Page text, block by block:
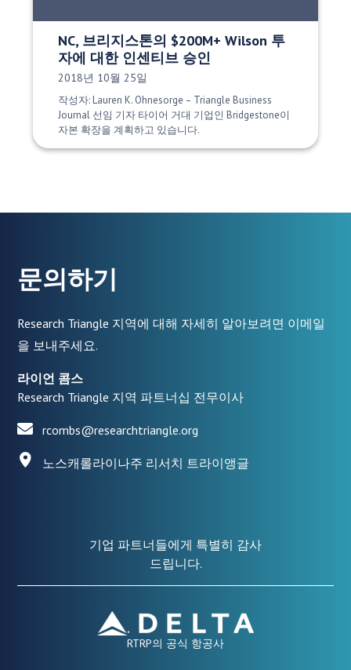
NC, 브리지스톤의 $200M+ Wilson 투
자에 대한 인센티브 승인
게시 날짜:
2018년 10월 25일
작성자: Lauren K. Ohnesorge – Triangle Business
Journal 선임 기자 타이어 거대 기업인 Bridgestone이
자본 확장을 계획하고 있습니다.
문의하기
Research Triangle 지역에 대해 자세히 알아보려면 이메일
을 보내주세요.
라이언 콤스
Research Triangle 지역 파트너십 전무이사
rcombs@researchtriangle.org
노스캐롤라이나주 리서치 트라이앵글
기업 파트너들에게 특별히 감사
드립니다.
RTRP의 공식 항공사